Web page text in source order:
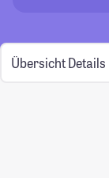
Übersicht Details